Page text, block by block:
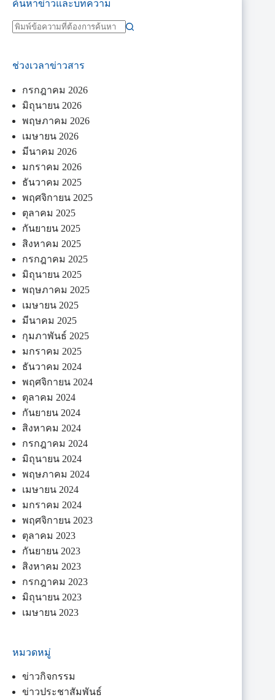
ค้นหาข่าวและบทความ
ช่วงเวลาข่าวสาร
กรกฎาคม 2026
มิถุนายน 2026
พฤษภาคม 2026
เมษายน 2026
มีนาคม 2026
มกราคม 2026
ธันวาคม 2025
พฤศจิกายน 2025
ตุลาคม 2025
กันยายน 2025
สิงหาคม 2025
กรกฎาคม 2025
มิถุนายน 2025
พฤษภาคม 2025
เมษายน 2025
มีนาคม 2025
กุมภาพันธ์ 2025
มกราคม 2025
ธันวาคม 2024
พฤศจิกายน 2024
ตุลาคม 2024
กันยายน 2024
สิงหาคม 2024
กรกฎาคม 2024
มิถุนายน 2024
พฤษภาคม 2024
เมษายน 2024
มกราคม 2024
พฤศจิกายน 2023
ตุลาคม 2023
กันยายน 2023
สิงหาคม 2023
กรกฎาคม 2023
มิถุนายน 2023
เมษายน 2023
หมวดหมู่
ข่าวกิจกรรม
ข่าวประชาสัมพันธ์